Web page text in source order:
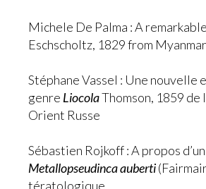
Michele De Palma : A
Eschscholtz, 1829 from Myanmar
Stéphane Vassel : Une nouvelle
genre LiocolaThomson, 1859 de
Orient Russe
Sébastien Rojkoff : A propos d’un
Metallopseudinca auberti
tératologique